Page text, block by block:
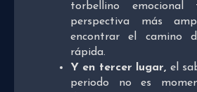
torbellino
perspectiva más
encontrar el camino
rápida.
Y en tercer lugar, el
periodo no es